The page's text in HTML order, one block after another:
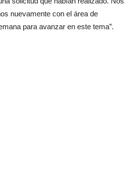
nuevamente con el área de
para avanzar en este tema”.